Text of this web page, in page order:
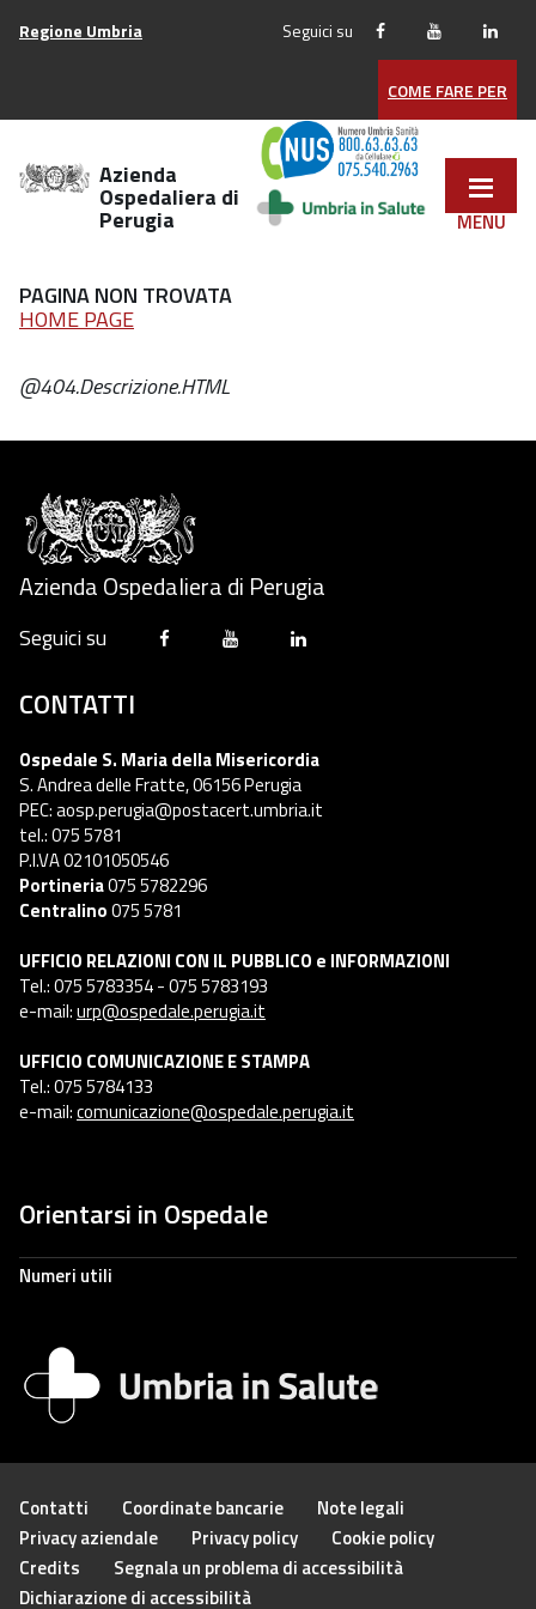
menu
navigazione
footer
Regione Umbria Seguici su
COME FARE PER
Azienda
Ospedaliera di
Perugia
PAGINA NON TROVATA
HOME PAGE
@404.Descrizione.HTML
Azienda Ospedaliera di Perugia
Seguici su
CONTATTI
Ospedale S. Maria della Misericordia
S. Andrea delle Fratte, 06156 Perugia
PEC: aosp.perugia@postacert.umbria.it
tel.: 075 5781
P.I.VA 02101050546
Portineria075 5782296
Centralino075 5781
UFFICIO RELAZIONI CON IL PUBBLICO e INFORMAZIONI
Tel.: 075 5783354 - 075 5783193
e-mail:urp@ospedale.perugia.it
UFFICIO COMUNICAZIONE E STAMPA
Tel.: 075 5784133
e-mail:comunicazione@ospedale.perugia.it
Orientarsi in Ospedale
Numeri utili
Contatti Coordinate bancarie
Note legali
Privacy aziendale
Privacy policy
Cookie policy
Credits
Segnala un problema di accessibilità
Dichiarazione di accessibilità